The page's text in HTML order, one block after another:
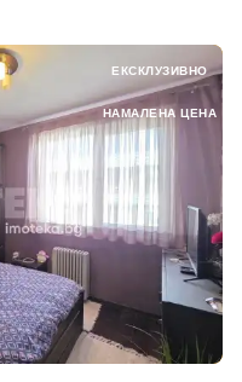
ЕКСКЛУЗИВНО
НАМАЛЕНА ЦЕНА